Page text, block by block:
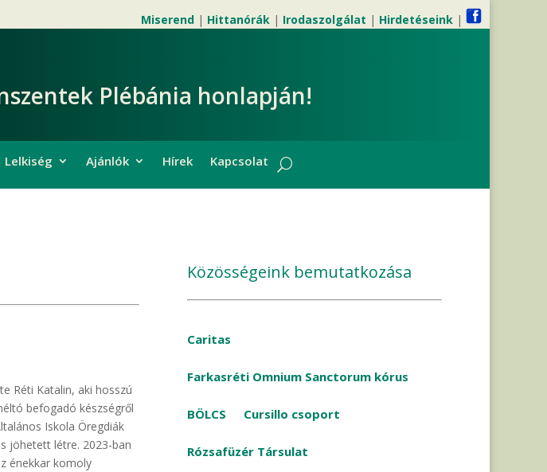
Miserend| Hittanórák| Irodaszolgálat | Hirdetéseink|
Plébánia honlapján!
Lelkiség Ajánlók Hírek Kapcsolat
Réti Katalin, aki hosszú
befogadó készségről
Iskola Öregdiák
jöhetett létre. 2023-ban
énekkar komoly
Közösségeink bemutatkozása
Caritas
Farkasréti Omnium Sanctorum kórus
BÖLCS Cursillo csoport
Rózsafüzér Társulat